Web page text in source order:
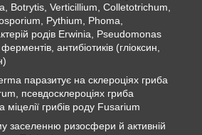
Botrytis, Verticillium, Colletotrichum,
Pythium, Phoma,
родів Erwinia, Pseudomonas
антибіотиків (гліоксин,
паразитує на склероціях гриба
псевдосклероціях гриба
грибів роду Fusarium
заселенню ризосфери й активній